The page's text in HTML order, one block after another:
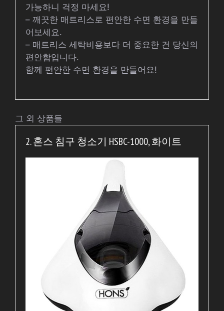
가능하니 걱정 마세요!
– 깨끗한 매트리스로 편안한 수면 환경을 만들
어보세요.
– 매트리스 세탁비용보다 더 중요한 건 당신의
편안함입니다.
함께 편안한 수면 환경을 만들어요!
그 외 상품들
2. 혼스 침구 청소기 HSBC-1000, 화이트